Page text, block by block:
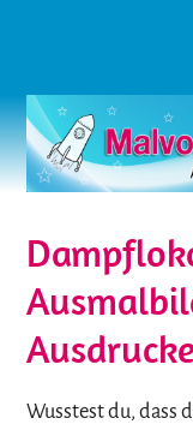
Wusstest du, dass